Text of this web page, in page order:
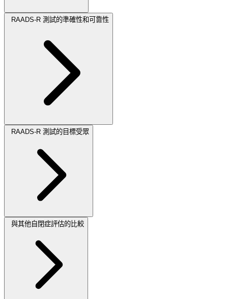
RAADS-R 測試的準確性和可靠性
RAADS-R 測試的目標受眾
與其他自閉症評估的比較